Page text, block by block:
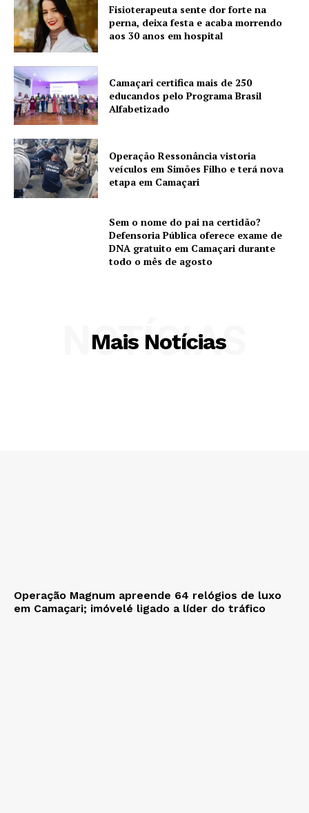
Fisioterapeuta sente dor forte na
perna, deixa festa e acaba morrendo
aos 30 anos em hospital
Camaçari certifica mais de 250
educandos pelo Programa Brasil
Alfabetizado
Operação Ressonância vistoria
veículos em Simões Filho e terá nova
etapa em Camaçari
Sem o nome do pai na certidão?
Defensoria Pública oferece exame de
DNA gratuito em Camaçari durante
todo o mês de agosto
Mais Notícias
NOTÍCIAS
Operação Magnum apreende 64 relógios de luxo
em Camaçari; imóvelé ligado a líder do tráfico